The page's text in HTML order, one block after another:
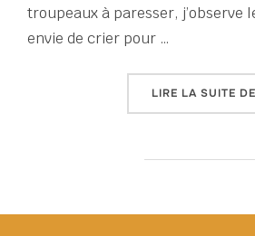
troupeaux à paresser, j’observe
envie de crier pour …
LIRE LA SUITE DE